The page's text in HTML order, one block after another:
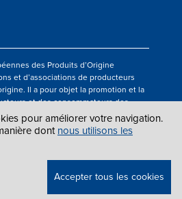
des Produits d’Origine
et d’associations de producteurs
Il a pour objet la promotion et la
et des consommateurs des
la valorisation des produits
pour améliorer votre navigation.
dont nous utilisons les
Accepter tous les cookies